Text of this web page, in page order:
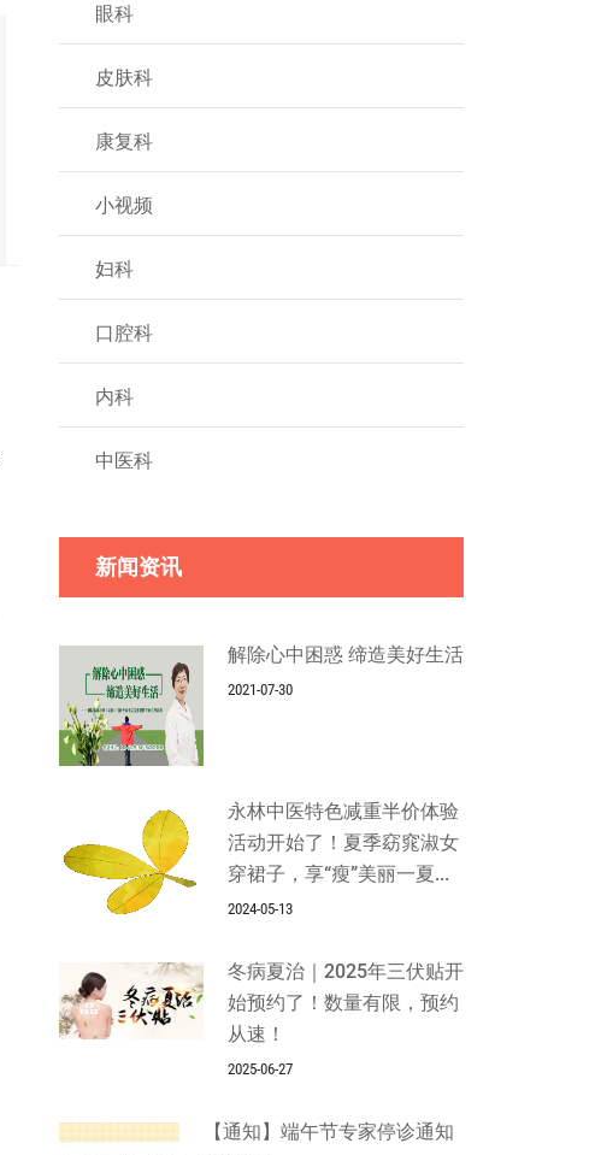
眼科
皮肤科
康复科
小视频
妇科
口腔科
内科
中医科
新闻资讯
解除心中困惑 缔造美好生活
2021-07-30
永林中医特色减重半价体验
活动开始了！夏季窈窕淑女
穿裙子，享“瘦”美丽一夏...
2024-05-13
冬病夏治｜2025年三伏贴开
始预约了！数量有限，预约
从速！
2025-06-27
【通知】端午节专家停诊通知